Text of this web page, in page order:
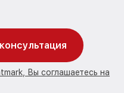
Вы соглашаетесь на